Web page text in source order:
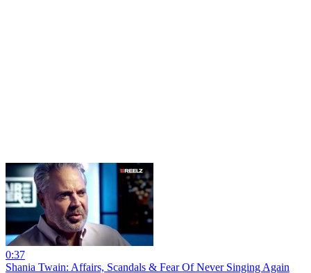
0:37
Shania Twain: Affairs, Scandals & Fear Of Never Singing Again